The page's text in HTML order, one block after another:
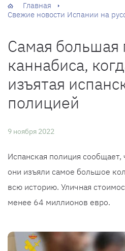
Главная
Свежие новости Испании на
Самая большая
каннабиса,
изъятая
полицией
9 ноября 2022
Испанская полиция
они изъяли самое большое
всю историю. Уличная
менее 64 миллионов евро.